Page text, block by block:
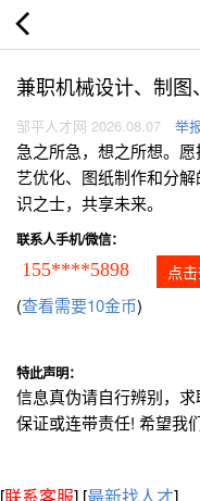
兼职机械设计、制图
邹平人才网 2026.08.07 举
急之所急，想之所想。
艺优化、图纸制作和分
识之士，共享未来。
联系人手机/微信：
155****5898 点
(查看需要10金币)
特此声明：
信息真伪请自行辨别，
保证或连带责任! 希望我
[联系客服] [最新找人才]